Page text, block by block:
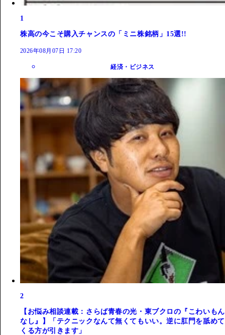
1
株高の今こそ購入チャンスの「ミニ株銘柄」15選!!
2026年08月07日 17:20
経済・ビジネス
2
【お悩み相談連載：さらば青春の光・東ブクロの『こわいもん
なし』】「テクニックなんて無くてもいい。逆に肛門を舐めて
くる方が引きます」